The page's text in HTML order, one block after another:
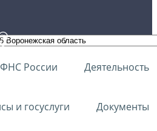
России Деятельность
и госуслуги Документы